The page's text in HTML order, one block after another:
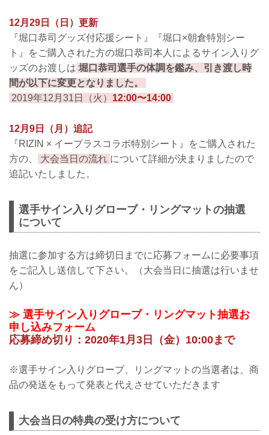
12月29日（日）更新
『堀口恭司グッズ付応援シート』『堀口×朝倉特別シー
ト』をご購入された方の堀口恭司本人によるサイン入りグ
ッズのお渡しは 堀口恭司選手の体調を鑑み、引き渡し時
間が以下に変更となりました。
2019年12月31日（火） 12:00〜14:00
12月9日（月）追記
『RIZIN × イープラスコラボ特別シート』をご購入された
方の、
大会当日の流れ について詳細が決まりましたので
追記いたしました。
選手サイン入りグローブ・リングマットの抽選
について
抽選に参加する方は締切日までに応募フォームに必要事項
をご記入し送信して下さい。（大会当日に抽選は行いませ
ん）
≫ 選手サイン入りグローブ・リングマット抽選お
申し込みフォーム
応募締め切り：2020年1月3日（金）10:00まで
※選手サイン入りグローブ、リングマットの当選者は、商
品の発送をもって発表と代えさせていただきます
大会当日の特典の受け方について